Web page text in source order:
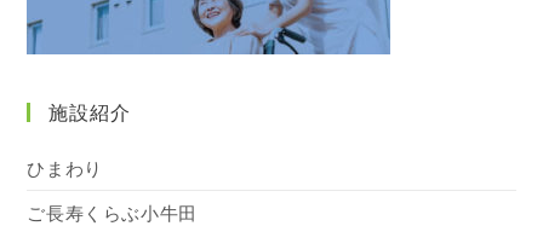
施設紹介
ひまわり
ご長寿くらぶ小牛田